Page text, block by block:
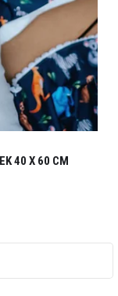
40 X 60 CM